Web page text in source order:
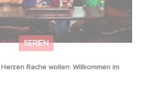
SERIEN
Rache wollen: Willkommen im